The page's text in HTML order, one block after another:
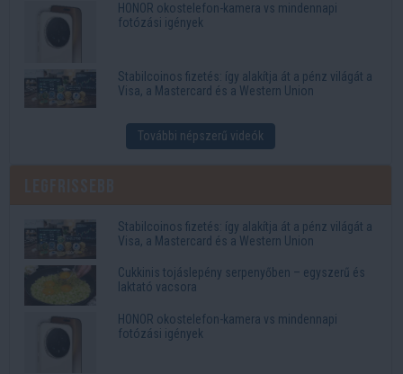
HONOR okostelefon-kamera vs mindennapi
fotózási igények
Stabilcoinos fizetés: így alakítja át a pénz világát a
Visa, a Mastercard és a Western Union
További népszerű videók
Stabilcoinos fizetés: így alakítja át a pénz világát a
Visa, a Mastercard és a Western Union
Cukkinis tojáslepény serpenyőben – egyszerű és
laktató vacsora
HONOR okostelefon-kamera vs mindennapi
fotózási igények